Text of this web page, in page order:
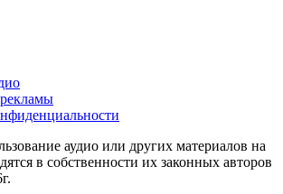
аудио или других материалов на
в собственности их законных авторов